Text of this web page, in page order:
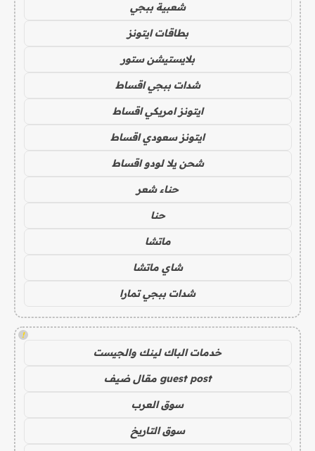
شعبية ببجي
بطاقات ايتونز
بلايستيشن ستور
شدات ببجي اقساط
ايتونز امريكي اقساط
ايتونز سعودي اقساط
شحن يلا لودو اقساط
حناء شعر
حنا
ماتشا
شاي ماتشا
شدات ببجي تمارا
!
خدمات الباك لينك والجيست
guest post مقال ضيف
سوق العرب
سوق التاريخ